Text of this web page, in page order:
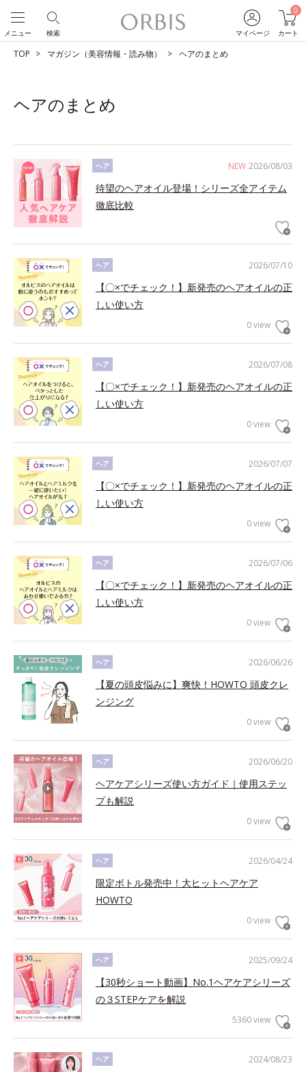
マイページ
0
カート
検索
メニュー
TOP マガジン（美容情報・読み物） ヘアのまとめ
ヘアのまとめ
NEW 2026/08/03
ヘア
待望のヘアオイル登場！シリーズ全アイテム
徹底比較
2026/07/10
ヘア
【〇×でチェック！】新発売のヘアオイルの正
しい使い方
0 view
2026/07/08
ヘア
【〇×でチェック！】新発売のヘアオイルの正
しい使い方
0 view
2026/07/07
ヘア
【〇×でチェック！】新発売のヘアオイルの正
しい使い方
0 view
2026/07/06
ヘア
【〇×でチェック！】新発売のヘアオイルの正
しい使い方
0 view
2026/06/26
ヘア
【夏の頭皮悩みに】爽快！HOWTO 頭皮クレ
ンジング
0 view
2026/06/20
ヘア
ヘアケアシリーズ使い方ガイド｜使用ステッ
プも解説
0 view
2026/04/24
ヘア
限定ボトル発売中！大ヒットヘアケア
HOWTO
0 view
2025/09/24
ヘア
【30秒ショート動画】No.1ヘアケアシリーズ
の３STEPケアを解説
5360 view
2024/08/23
ヘア